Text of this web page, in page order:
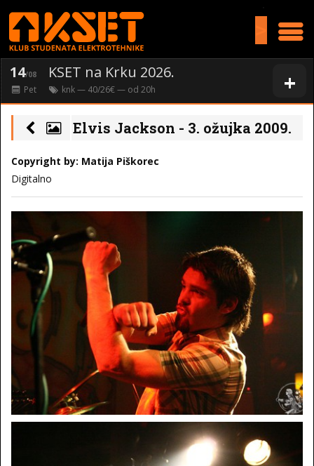
+
14/08 KSET na Krku 2026.
Pet knk— 40/26€ — od 20h
Elvis Jackson - 3. ožujka 2009.
Copyright by: Matija Piškorec
Digitalno